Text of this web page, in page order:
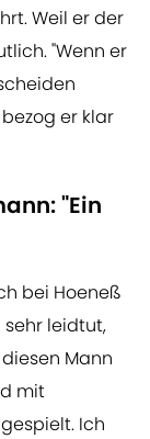
Weil er der
"Wenn er
er klar
"Ein
bei Hoeneß
leidtut,
Mann
mit
Ich